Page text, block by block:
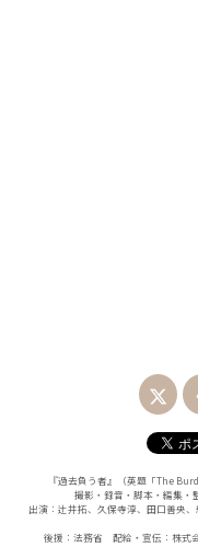
『過去負う者』（英題「The
撮影・録音・脚本・編集
出演：辻井拓、久保寺淳、田口善央
後援：法務省 配給・宣伝：株式